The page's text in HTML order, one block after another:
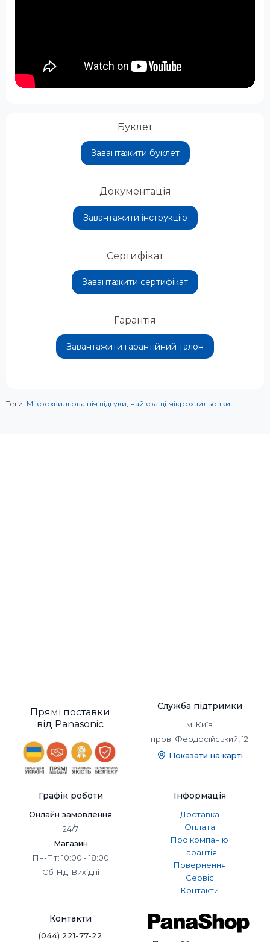
Буклет
Завантажити буклет
Документація
Завантажити інструкцію
Сертифікат
Завантажити сертифікат
Гарантія
Завантажити гарантійний талон
Теги: Мікрохвильова піч відгуки, найкращі мікрохвильовки
Прямі поставки
від Panasonic
Служба підтримки
м. Київ
пров. Феодосійський, 12
Показати на карті
Графік роботи
Онлайн замовлення
24/7
Магазин
Пн-Пт: 10:00 - 18:00
Сб-Нд: Вихідні
Інформація
Доставка
Оплата
Про компанію
Гарантія
Повернення
Сервіс
Контакти
Контакти
(044) 221-77-22